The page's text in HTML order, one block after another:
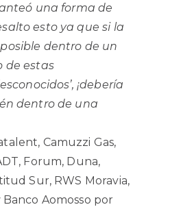
una forma de
esto ya que si la
dentro de un
de estas
¡debería
dentro de una
Camuzzi Gas,
Forum, Duna,
Sur, RWS Moravia,
Aomosso por